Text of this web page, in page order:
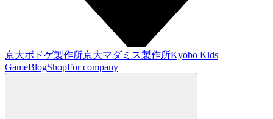
京大ボドゲ製作所京大マダミス製作所Kyobo Kids
GameBlogShopFor company